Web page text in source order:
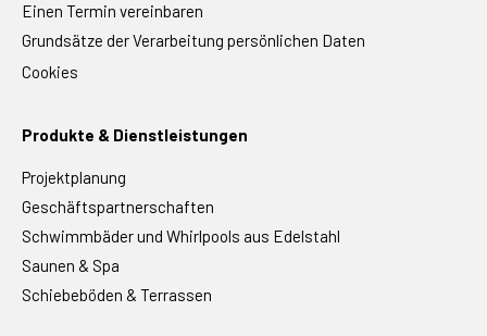
Einen Termin vereinbaren
Grundsätze der Verarbeitung persönlichen Daten
Cookies
Produkte & Dienstleistungen
Projektplanung
Geschäftspartnerschaften
Schwimmbäder und Whirlpools aus Edelstahl
Saunen & Spa
Schiebeböden & Terrassen